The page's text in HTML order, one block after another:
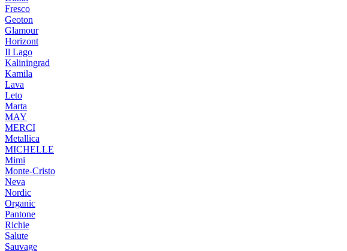
Fresco
Geoton
Glamour
Horizont
Il Lago
Kaliningrad
Kamila
Lava
Leto
Marta
MAY
MERCI
Metallica
MICHELLE
Mimi
Monte-Cristo
Neva
Nordic
Organic
Pantone
Richie
Salute
Sauvage